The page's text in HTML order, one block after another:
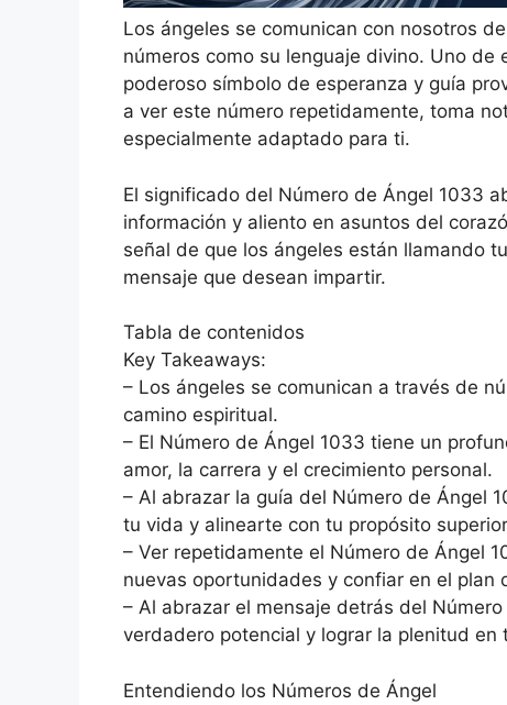
Los ángeles se comunican con nosotros
números como su lenguaje divino. Uno
poderoso símbolo de esperanza y guía
a ver este número repetidamente, toma
especialmente adaptado para ti.
El significado del Número de Ángel 1033
información y aliento en asuntos del
señal de que los ángeles están llamando
mensaje que desean impartir.
Tabla de contenidos
Key Takeaways:
– Los ángeles se comunican a través de
camino espiritual.
– El Número de Ángel 1033 tiene un
amor, la carrera y el crecimiento personal.
– Al abrazar la guía del Número de Ángel
tu vida y alinearte con tu propósito
– Ver repetidamente el Número de Ángel
nuevas oportunidades y confiar en el plan
– Al abrazar el mensaje detrás del
verdadero potencial y lograr la plenitud en
Entendiendo los Números de Ángel